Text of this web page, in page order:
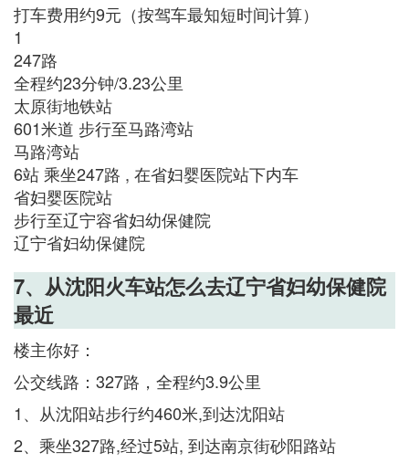
打车费用约9元（按驾车最知短时间计算）
1
247路
全程约23分钟/3.23公里
太原街地铁站
601米道 步行至马路湾站
马路湾站
6站 乘坐247路 , 在省妇婴医院站下内车
省妇婴医院站
步行至辽宁容省妇幼保健院
辽宁省妇幼保健院
7、从沈阳火车站怎么去辽宁省妇幼保健院
最近
楼主你好：
公交线路：327路，全程约3.9公里
1、从沈阳站步行约460米,到达沈阳站
2、乘坐327路,经过5站, 到达南京街砂阳路站